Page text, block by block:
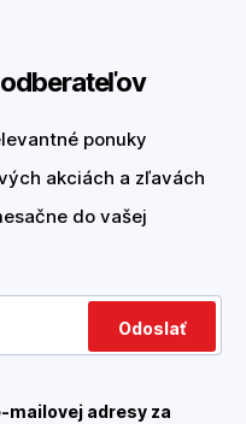
ponuky
akciách a zľavách
do vašej
Odoslať
mailovej adresy za